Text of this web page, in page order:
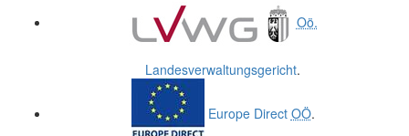
Oö.
Landesverwaltungsgericht.
Europe Direct OÖ.